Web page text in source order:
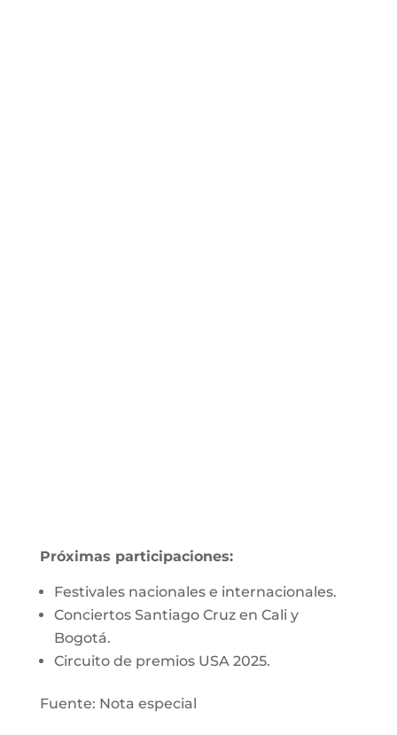
Próximas participaciones:
Festivales nacionales e internacionales.
Conciertos Santiago Cruz en Cali y
Bogotá.
Circuito de premios USA 2025.
Fuente: Nota especial